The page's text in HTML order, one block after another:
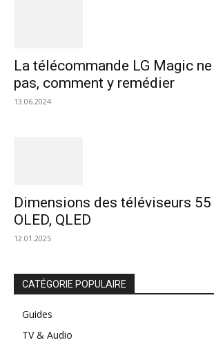
La télécommande LG Magic
pas, comment y remédier
13.06.2024
Dimensions des téléviseurs 55
OLED, QLED
12.01.2025
CATÉGORIE POPULAIRE
Guides
TV & Audio